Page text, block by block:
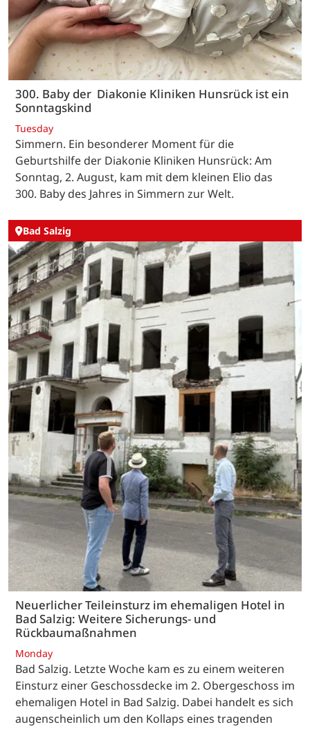
300. Baby der Diakonie Kliniken Hunsrück ist ein
Sonntagskind
Tuesday
Simmern. Ein besonderer Moment für die
Geburtshilfe der Diakonie Kliniken Hunsrück: Am
Sonntag, 2. August, kam mit dem kleinen Elio das
300. Baby des Jahres in Simmern zur Welt.
Bad Salzig
Neuerlicher Teileinsturz im ehemaligen Hotel in
Bad Salzig: Weitere Sicherungs- und
Rückbaumaßnahmen
Monday
Bad Salzig. Letzte Woche kam es zu einem weiteren
Einsturz einer Geschossdecke im 2. Obergeschoss im
ehemaligen Hotel in Bad Salzig. Dabei handelt es sich
augenscheinlich um den Kollaps eines tragenden